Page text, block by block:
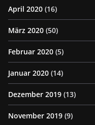
April 2020 (16)
März 2020 (50)
Februar 2020 (5)
Januar 2020 (14)
Dezember 2019 (13)
November 2019 (9)